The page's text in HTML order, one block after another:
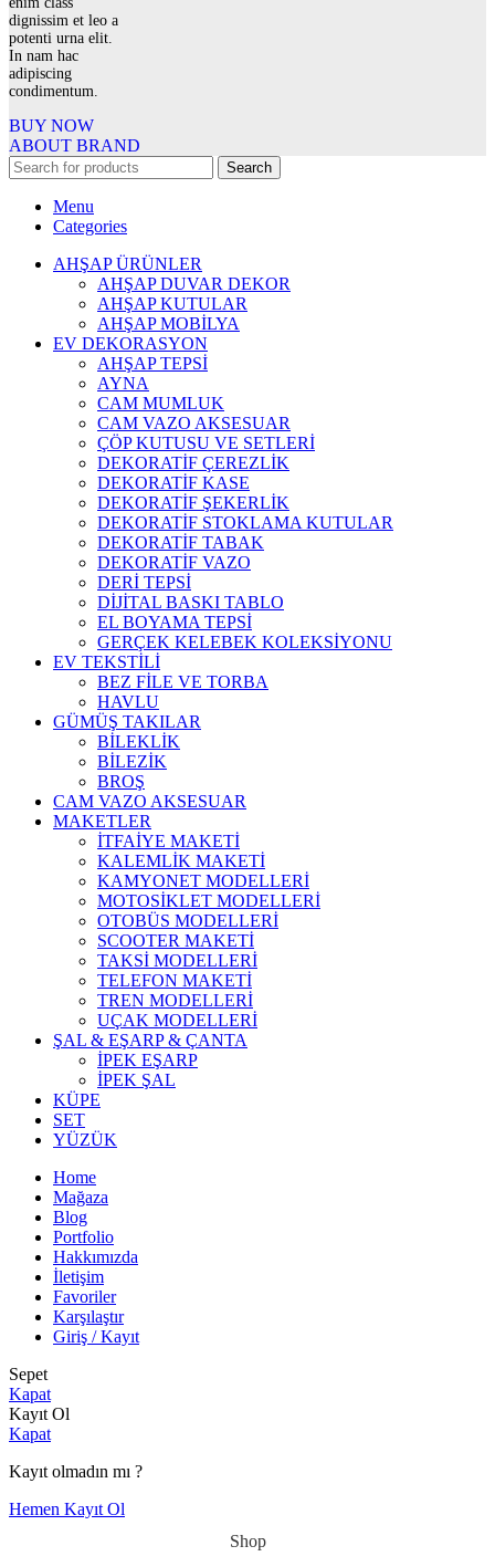
dignissim et leo a
potenti urna elit.
In nam hac
adipiscing
condimentum.
BUY NOW
ABOUT BRAND
Search
Menu
Categories
AHŞAP ÜRÜNLER
AHŞAP DUVAR DEKOR
AHŞAP KUTULAR
AHŞAP MOBİLYA
EV DEKORASYON
AHŞAP TEPSİ
AYNA
CAM MUMLUK
CAM VAZO AKSESUAR
ÇÖP KUTUSU VE SETLERİ
DEKORATİF ÇEREZLİK
DEKORATİF KASE
DEKORATİF ŞEKERLİK
DEKORATİF STOKLAMA KUTULAR
DEKORATİF TABAK
DEKORATİF VAZO
DERİ TEPSİ
DİJİTAL BASKI TABLO
EL BOYAMA TEPSİ
GERÇEK KELEBEK KOLEKSİYONU
EV TEKSTİLİ
BEZ FİLE VE TORBA
HAVLU
GÜMÜŞ TAKILAR
BİLEKLİK
BİLEZİK
BROŞ
CAM VAZO AKSESUAR
MAKETLER
İTFAİYE MAKETİ
KALEMLİK MAKETİ
KAMYONET MODELLERİ
MOTOSİKLET MODELLERİ
OTOBÜS MODELLERİ
SCOOTER MAKETİ
TAKSİ MODELLERİ
TELEFON MAKETİ
TREN MODELLERİ
UÇAK MODELLERİ
ŞAL & EŞARP & ÇANTA
İPEK EŞARP
İPEK ŞAL
KÜPE
SET
YÜZÜK
Home
Mağaza
Blog
Portfolio
Hakkımızda
İletişim
Favoriler
Karşılaştır
Giriş / Kayıt
Sepet
Kapat
Kayıt Ol
Kapat
Kayıt olmadın mı ?
Hemen Kayıt Ol
Shop